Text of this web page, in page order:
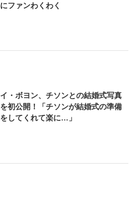
にファンわくわく
イ・ボヨン、チソンとの結婚式写真
を初公開！「チソンが結婚式の準備
をしてくれて楽に…」